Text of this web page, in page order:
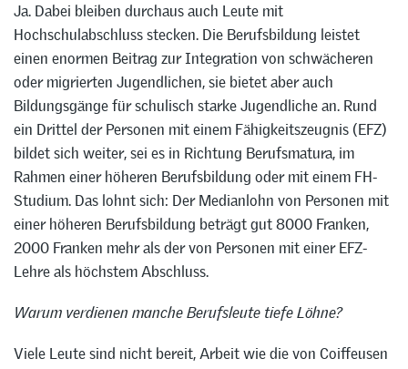
Ja. Dabei bleiben durchaus auch Leute mit
Hochschulabschluss stecken. Die Berufsbildung leistet
einen enormen Beitrag zur Integration von schwächeren
oder migrierten Jugendlichen, sie bietet aber auch
Bildungsgänge für schulisch starke Jugendliche an. Rund
ein Drittel der Personen mit einem Fähigkeitszeugnis (EFZ)
bildet sich weiter, sei es in Richtung Berufsmatura, im
Rahmen einer höheren Berufsbildung oder mit einem FH-
Studium. Das lohnt sich: Der Medianlohn von Personen mit
einer höheren Berufsbildung beträgt gut 8000 Franken,
2000 Franken mehr als der von Personen mit einer EFZ-
Lehre als höchstem Abschluss.
Warum verdienen manche Berufsleute tiefe Löhne?
Viele Leute sind nicht bereit, Arbeit wie die von Coiffeusen